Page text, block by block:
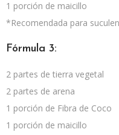
1 porción de maicillo
*Recomendada para
Fórmula 3:
2 partes de tierra vegetal
2 partes de arena
1 porción de Fibra de Coco
1 porción de maicillo